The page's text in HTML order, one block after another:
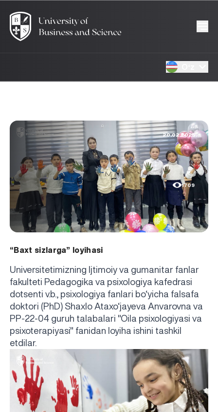
20.02.2025
1709
“Baxt sizlarga” loyihasi
Universitetimizning Ijtimoiy va gumanitar fanlar
fakulteti Pedagogika va psixologiya kafedrasi
dotsenti v.b., psixologiya fanlari bo‘yicha falsafa
doktori (PhD) Shaxlo Ataxo‘jayeva Anvarovna va
PP-22-04 guruh talabalari "Oila psixologiyasi va
psixoterapiyasi" fanidan loyiha ishini tashkil
etdilar.